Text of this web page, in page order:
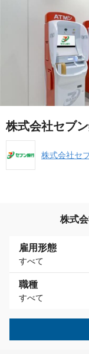
株式会社セブ
株式会社セ
株式
雇用形態
すべて
職種
すべて